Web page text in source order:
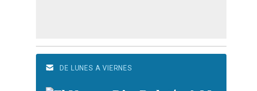
DE LUNES A VIERNES